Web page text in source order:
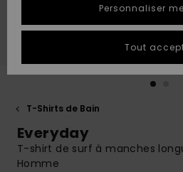
Démarrez
pour obtenir
Démarrer
COLLECTION
CARTE
CADEAU
T-Shirts de Bain
Everyday
T-shirt de surf à manches
Homme
Personnaliser
Tout